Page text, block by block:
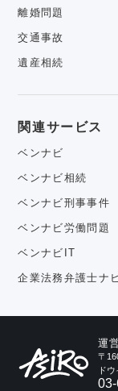
離婚問題
交通事故
遺産相続
関連サービス
ベンナビ
ベンナビ相続
ベンナビ刑事事件
ベンナビ労働問題
ベンナビIT
企業法務弁護士ナ
運
〒
ド